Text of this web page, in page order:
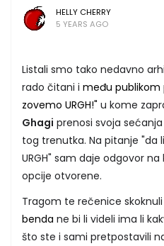
HELLY CHERRY
5 YEARS AGO
Listali smo tako nedavno
rado čitani i među publikom
zovemo URGH!" u kome
Ghagi prenosi svoja
tog trenutka. Na pitanje "da
URGH" sam daje odgovor
opcije otvorene.
Tragom te rečenice
benda ne bi li videli ima li
što ste i sami pretpostavili